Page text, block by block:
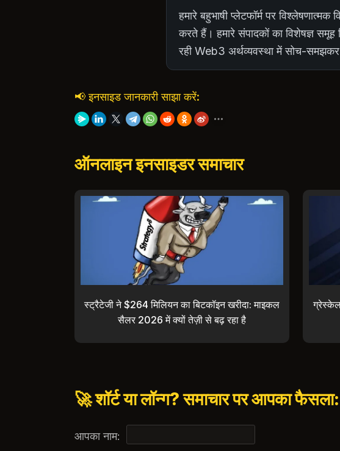
हमारे बहुभाषी प्लेटफॉर्म पर
करते हैं। हमारे संपादकों का विशेषज्ञ समूह
रही Web3 अर्थव्यवस्था में सोच-
📢 इनसाइड जानकारी साझा करें:
ऑनलाइन इनसाइडर समाचार
स्ट्रैटेजी ने $264 मिलियन का बिटकॉइन खरीदा: माइकल
सैलर 2026 में क्यों तेज़ी से बढ़ रहा है
🚀 शॉर्ट या लॉन्ग? समाचार पर आपका फैसला:
आपका नाम: